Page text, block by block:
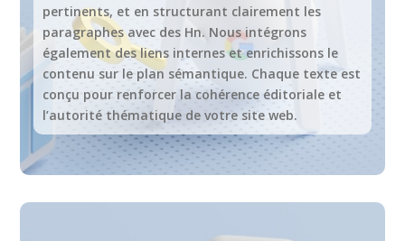
pertinents, et en structurant clairement les
paragraphes avec des Hn. Nous intégrons
également des liens internes et enrichissons le
contenu sur le plan sémantique. Chaque texte est
conçu pour renforcer la cohérence éditoriale et
l’autorité thématique de votre site web.